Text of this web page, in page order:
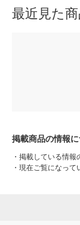
最近見た
掲載商品の情報
・ 掲載している情報
・ 現在ご覧になって